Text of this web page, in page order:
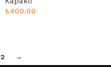
₺400.00
2 →